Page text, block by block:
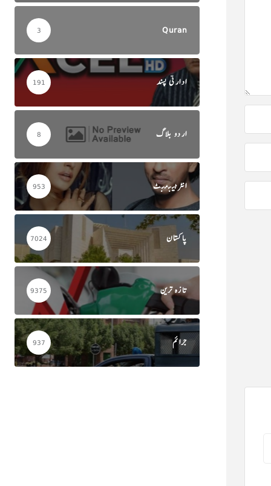
Quran
3
ادارتی پسند 191
اردو بلاگ 8
انٹرٹینمنٹ 953
پاکستان 7024
تازہ ترین 9375
جرائم 937